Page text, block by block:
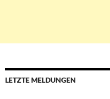
LETZTE MELDUNGEN